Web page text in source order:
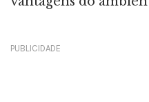
PUBLICIDADE